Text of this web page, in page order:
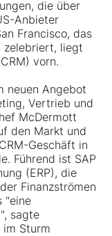
die über
Anbieter
Francisco, das
zelebriert, liegt
vorn.
neuen Angebot
Vertrieb und
McDermott
den Markt und
Geschäft in
Führend ist SAP
(ERP), die
Finanzströmen
"eine
sagte
Sturm